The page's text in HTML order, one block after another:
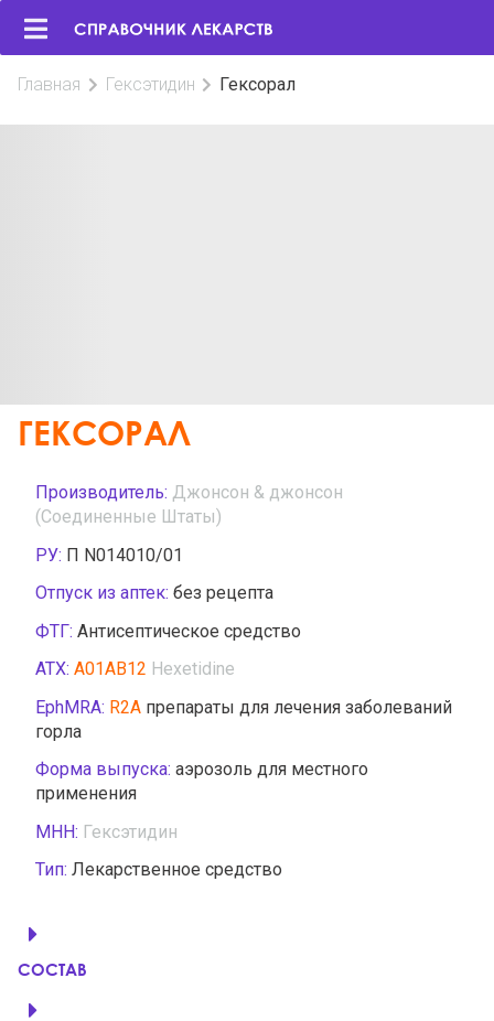
Главная Гексэтидин Гексорал
ГЕКСОРАЛ
Производитель: Джонсон & джонсон
(Соединенные Штаты)
РУ: П N014010/01
Отпуск из аптек: без рецепта
ФТГ: Антисептическое средство
АТХ: A01AB12 Hexetidine
EphMRA: R2A препараты для лечения заболеваний
горла
Форма выпуска: аэрозоль для местного
применения
МНН: Гексэтидин
Тип: Лекарственное средство
СОСТАВ